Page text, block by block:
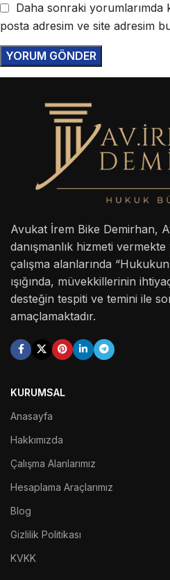
Daha sonraki yorumlarımda
posta adresim ve site adresim
Avukat İrem Bike Demirhan,
danışmanlık hizmeti
çalışma alanlarında
ışığında, müvekkillerinin
desteğin tespiti ve temini ile
amaçlamaktadır.
KURUMSAL
Anasayfa
Hakkımızda
Çalışma Alanlarımız
Hesaplama Araçlarımız
Blog
Gizlilik Politikası
KVKK